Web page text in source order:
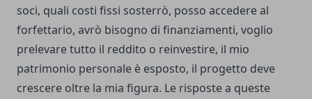
soci, quali costi fissi sosterrò, posso accedere al
forfettario, avrò bisogno di finanziamenti, voglio
prelevare tutto il reddito o reinvestire, il mio
patrimonio personale è esposto, il progetto deve
crescere oltre la mia figura. Le risposte a queste